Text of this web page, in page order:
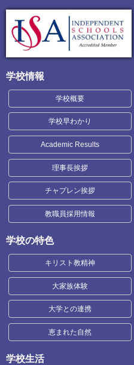
学校情報
学校概要
学校早わかり
Academic Results
理事長挨拶
チャプレン挨拶
教職員採用情報
学校の特色
キリスト教精神
大家族体験
大学との連携
恵まれた自然
学校生活